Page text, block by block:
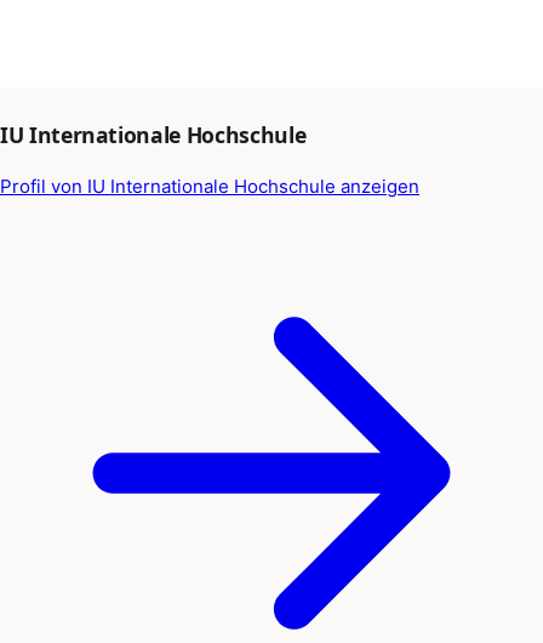
IU Internationale Hochschule
Profil von IU Internationale Hochschule anzeigen